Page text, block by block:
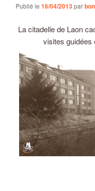
Publié le 16/04/2013par
La citadelle de Laon
visites guidées